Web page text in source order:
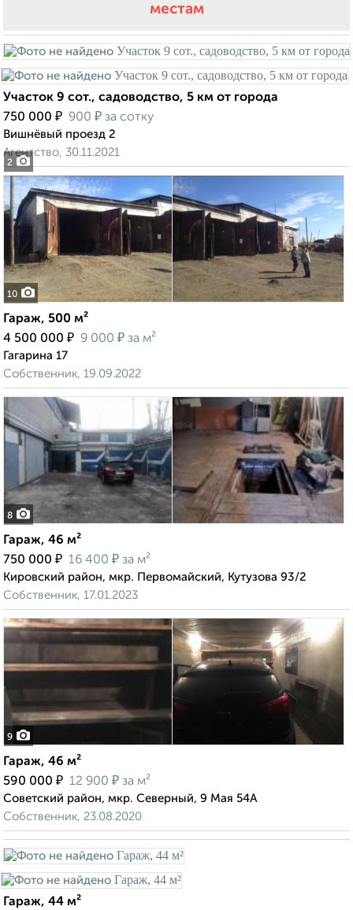
местам
2
Участок 9 сот., садоводство, 5 км от города
750 000 ₽ 900 ₽ за сотку
Вишнёвый проезд 2
Агентство, 30.11.2021
10
Гараж, 500 м²
4 500 000 ₽ 9 000 ₽ за м²
Гагарина 17
Собственник, 19.09.2022
8
Гараж, 46 м²
750 000 ₽ 16 400 ₽ за м²
Кировский район, мкр. Первомайский, Кутузова 93/2
Собственник, 17.01.2023
9
Гараж, 46 м²
590 000 ₽ 12 900 ₽ за м²
Советский район, мкр. Северный, 9 Мая 54А
Собственник, 23.08.2020
Гараж, 44 м²